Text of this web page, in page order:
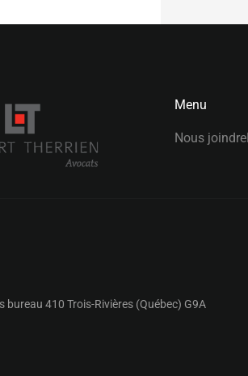
Menu
Nous joindre
bureau 410 Trois-Rivières (Québec) G9A